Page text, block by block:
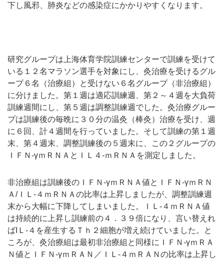
下し風邪、肺炎などの感染症にかかりやすくなります。
研究グループは上海体育学院訓練センターで訓練を受けて
いる１２名マラソン選手を対象にし、灸治療を受けるグル
ープ６名（治療組）と受けない６名グループ（非治療組）
に分けました。第１週は適応訓練週、第２～４週を大負荷
訓練週間にし、第５週は調整訓練週でした。灸治療グルー
プは訓練後の毎晩に３０分の温灸（棒灸）治療を受け、週
に６回、計４週間を行っていました。そして訓練の第１週
末、第４週末、調整訓練後の５週末に、この２グループの
ＩＦＮ-γｍＲＮＡとＩＬ４-ｍＲＮＡを測定しました。
非治療組は訓練後のＩＦＮ-γｍＲＮＡ値とＩＦＮ-γｍＲＮ
Ａ/ＩＬ-４ｍＲＮＡの比率は上昇しましたが、調整訓練週
末から大幅に下降してしまいました。ＩＬ-４ｍＲＮＡ値
は持続的に上昇し訓練前の４．３９倍になり、言い替えれ
ばIＬ-４を産生するＴｈ２細胞が増え続けていました。と
ころが、灸治療組は最初非治療組と同様にＩＦＮ-γｍＲＡ
Ｎ値とＩＦＮ-γｍＲＡＮ／ＩＬ-４ｍＲＡＮの比率は上昇し